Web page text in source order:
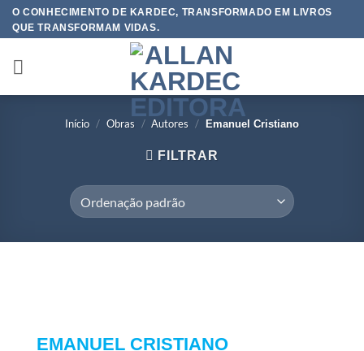
SkipO CONHECIMENTO DE KARDEC, TRANSFORMADO EM LIVROS
QUE TRANSFORMAM VIDAS.
Início / Obras / Autores / Emanuel Cristiano
FILTRAR
EMANUEL CRISTIANO